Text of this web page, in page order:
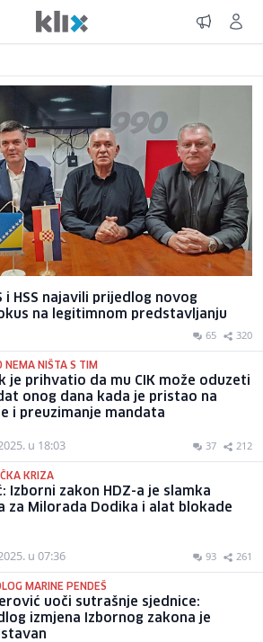
i HSS najavili prijedlog novog
na legitimnom predstavljanju
65 320
NEMA NIŠTA S TIM
je prihvatio da mu CIK može oduzeti
onog dana kada je pristao na
i preuzimanje mandata
u 18:03 37 212
KRIZA
Izborni zakon HDZ-a je slamka
za Milorada Dodika i alat blokade
u 07:36 93 261
MARINE PENDEŠ
uoči sutrašnje sjednice:
izmjena Izbornog zakona je